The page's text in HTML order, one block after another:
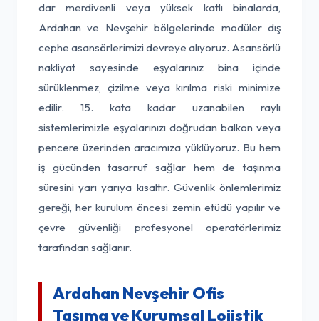
dar merdivenli veya yüksek katlı binalarda,
Ardahan ve Nevşehir bölgelerinde modüler dış
cephe asansörlerimizi devreye alıyoruz. Asansörlü
nakliyat sayesinde eşyalarınız bina içinde
sürüklenmez, çizilme veya kırılma riski minimize
edilir. 15. kata kadar uzanabilen raylı
sistemlerimizle eşyalarınızı doğrudan balkon veya
pencere üzerinden aracımıza yüklüyoruz. Bu hem
iş gücünden tasarruf sağlar hem de taşınma
süresini yarı yarıya kısaltır. Güvenlik önlemlerimiz
gereği, her kurulum öncesi zemin etüdü yapılır ve
çevre güvenliği profesyonel operatörlerimiz
tarafından sağlanır.
Ardahan Nevşehir Ofis
Taşıma ve Kurumsal Lojistik